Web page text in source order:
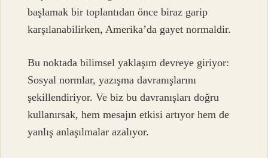
başlamak bir toplantıdan önce biraz garip
karşılanabilirken, Amerika’da gayet normaldir.
Bu noktada bilimsel yaklaşım devreye giriyor:
Sosyal normlar, yazışma davranışlarını
şekillendiriyor. Ve biz bu davranışları doğru
kullanırsak, hem mesajın etkisi artıyor hem de
yanlış anlaşılmalar azalıyor.